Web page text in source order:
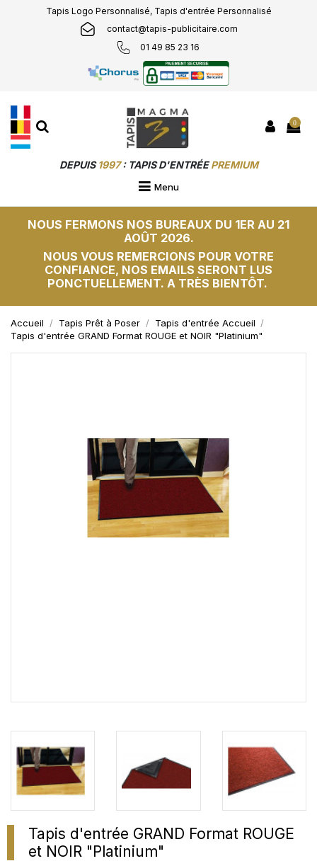
Tapis Logo Personnalisé, Tapis d'entrée Personnalisé
contact@tapis-publicitaire.com
01 49 85 23 16
0
DEPUIS1997: TAPIS D'ENTRÉEPREMIUM
Menu
NOUS FERMONS NOS BUREAUX DU 1ER AU 21
AOÛT 2026.
NOUS VOUS REMERCIONS POUR VOTRE
CONFIANCE, NOS EMAILS SERONT LUS
PONCTUELLEMENT. A TRÈS BIENTÔT.
Accueil Tapis Prêt à Poser
Tapis d'entrée Accueil
Tapis d'entrée GRAND Format ROUGE et NOIR "Platinium"
Tapis d'entrée GRAND Format ROUGE
et NOIR "Platinium"